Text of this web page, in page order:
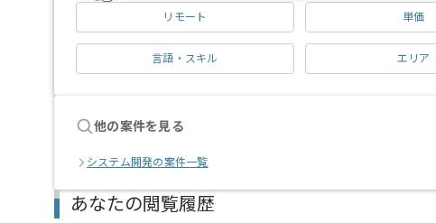
リモート 単価
言語・スキル エリア
他の案件を見る
システム開発の案件一覧
あなたの閲覧履歴